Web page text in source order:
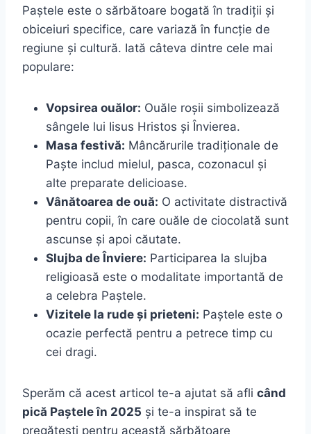
Paștele este o sărbătoare bogată în tradiții și
obiceiuri specifice, care variază în funcție de
regiune și cultură. Iată câteva dintre cele mai
populare:
Vopsirea ouălor: Ouăle roșii simbolizează
sângele lui Iisus Hristos și Învierea.
Masa festivă: Mâncărurile tradiționale de
Paște includ mielul, pasca, cozonacul și
alte preparate delicioase.
Vânătoarea de ouă: O activitate distractivă
pentru copii, în care ouăle de ciocolată sunt
ascunse și apoi căutate.
Slujba de Înviere: Participarea la slujba
religioasă este o modalitate importantă de
a celebra Paștele.
Vizitele la rude și prieteni: Paștele este o
ocazie perfectă pentru a petrece timp cu
cei dragi.
Sperăm că acest articol te-a ajutat să afli când
pică Paștele în 2025 și te-a inspirat să te
pregătești pentru această sărbătoare